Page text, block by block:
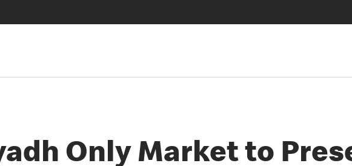
Only Market to